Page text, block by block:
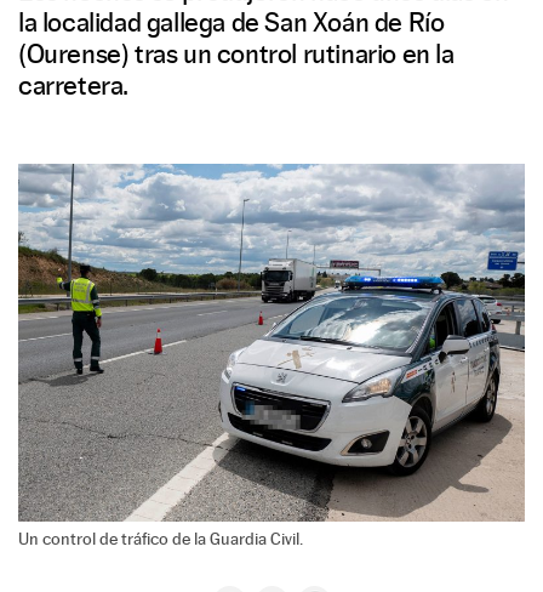
la localidad gallega de San Xoán de Río
(Ourense) tras un control rutinario en la
carretera.
Un control de tráfico de la Guardia Civil.